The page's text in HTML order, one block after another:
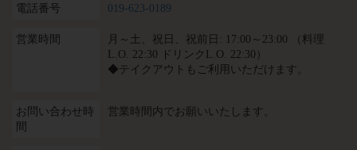
電話番号 019-623-0189
営業時間
月～土、祝日、祝前日: 17:00～23:00 （料理
L.O. 22:30 ドリンクL.O. 22:30）
◆テイクアウトもご利用いただけます。
お問い合わせ時
間
営業時間内でお願いいたします。